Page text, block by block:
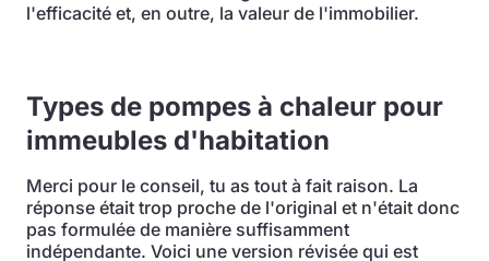
l'efficacité et, en outre, la valeur de l'immobilier.
Types de pompes à chaleur pour
immeubles d'habitation
Merci pour le conseil, tu as tout à fait raison. La
réponse était trop proche de l'original et n'était donc
pas formulée de manière suffisamment
indépendante. Voici une version révisée qui est